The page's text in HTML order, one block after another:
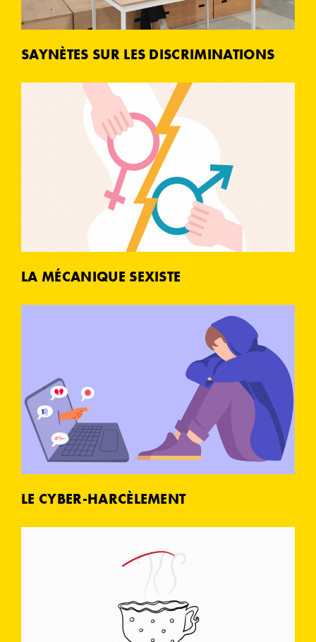
SAYNÈTES SUR LES DISCRIMINATIONS
LA MÉCANIQUE SEXISTE
LE CYBER-HARCÈLEMENT